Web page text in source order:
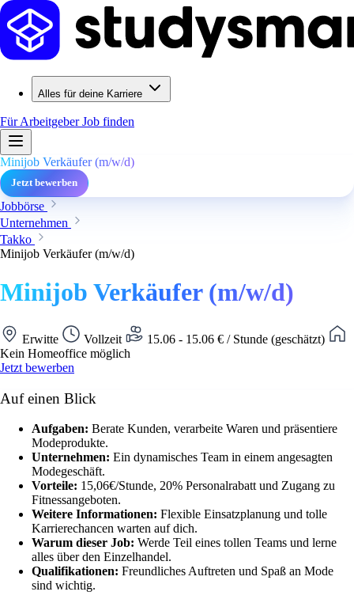
Alles für deine Karriere
Für ArbeitgeberJob finden
Minijob Verkäufer (m/w/d)
Jetzt bewerben
Jobbörse
Unternehmen
Takko
Minijob Verkäufer (m/w/d)
Minijob Verkäufer (m/w/d)
Erwitte Vollzeit
15.06 - 15.06 € / Stunde (geschätzt)
Kein Homeoffice möglich
Jetzt bewerben
Auf einen Blick
Aufgaben: Berate Kunden, verarbeite Waren und präsentiere
Modeprodukte.
Unternehmen: Ein dynamisches Team in einem angesagten
Modegeschäft.
Vorteile: 15,06€/Stunde, 20% Personalrabatt und Zugang zu
Fitnessangeboten.
Weitere Informationen: Flexible Einsatzplanung und tolle
Karrierechancen warten auf dich.
Warum dieser Job: Werde Teil eines tollen Teams und lerne
alles über den Einzelhandel.
Qualifikationen: Freundliches Auftreten und Spaß an Mode
sind wichtig.